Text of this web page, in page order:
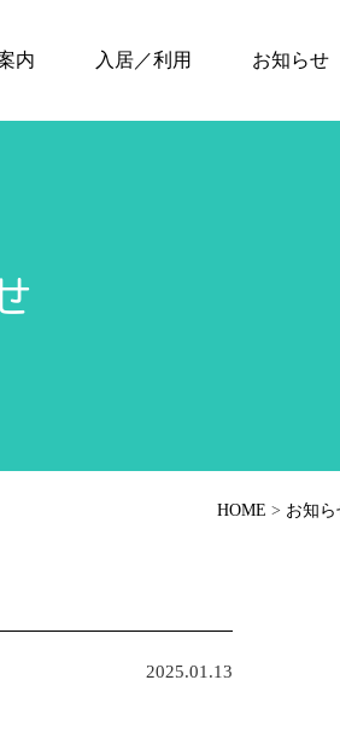
内 入居／利用 お知らせ
HOME > お知ら
2025.01.13